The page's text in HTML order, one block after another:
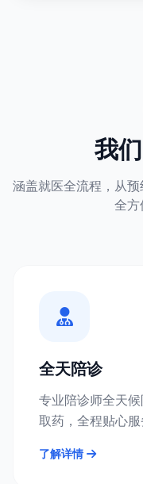
我
涵盖就医全流程，从
全方
全天陪诊
专业陪诊师全天
取药，全程贴心
了解详情